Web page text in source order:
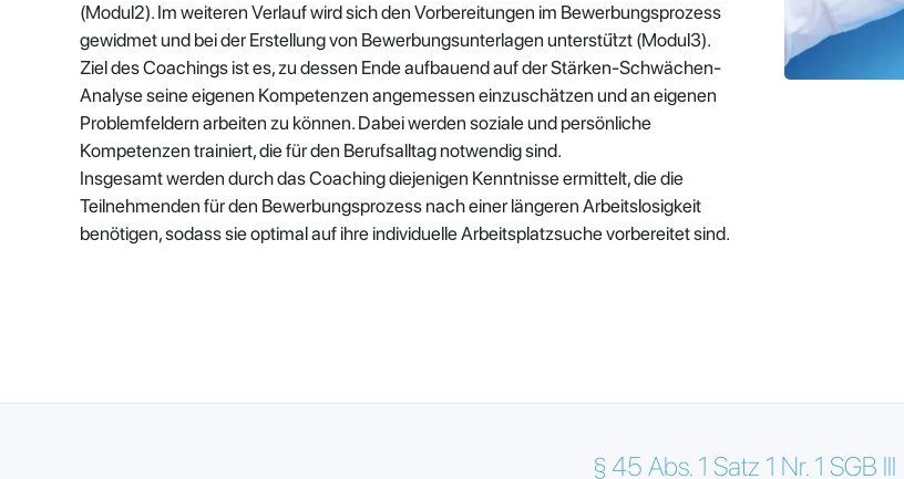
(Modul2). Im weiteren Verlauf wird sich den Vorbereitungen im Bewerbungsprozess
gewidmet und bei der Erstellung von Bewerbungsunterlagen unterstü̈tzt (Modul3).
Ziel des Coachings ist es, zu dessen Ende aufbauend auf der Stärken-Schwächen-
Analyse seine eigenen Kompetenzen angemessen einzuschätzen und an eigenen
Problemfeldern arbeiten zu können. Dabei werden soziale und persönliche
Kompetenzen trainiert, die für den Berufsalltag notwendig sind.
Insgesamt werden durch das Coaching diejenigen Kenntnisse ermittelt, die die
Teilnehmenden für den Bewerbungsprozess nach einer längeren Arbeitslosigkeit
benötigen, sodass sie optimal auf ihre individuelle Arbeitsplatzsuche vorbereitet sind.
§ 45 Abs. 1 Satz 1 Nr. 1 SGB III